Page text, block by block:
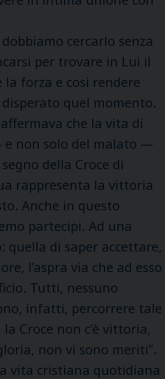
cercarlo senza
per trovare in Lui il
la forza e così rendere
quel momento.
che la vita di
non solo del malato —
della Croce di
rappresenta la vittoria
Anche in questo
partecipi. Ad una
quella di saper accettare,
l’aspra via che ad esso
Tutti, nessuno
infatti, percorrere tale
Croce non c’è vittoria,
non vi sono meriti”.
vita cristiana quotidiana